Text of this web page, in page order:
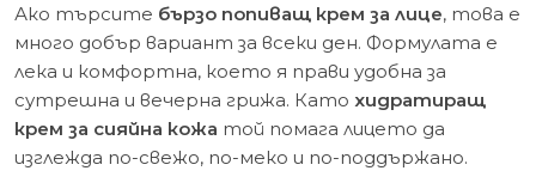
Ако търсите бързо попиващ крем за лице, това е
много добър вариант за всеки ден. Формулата е
лека и комфортна, което я прави удобна за
сутрешна и вечерна грижа. Като хидратиращ
крем за сияйна кожа той помага лицето да
изглежда по-свежо, по-меко и по-поддържано.